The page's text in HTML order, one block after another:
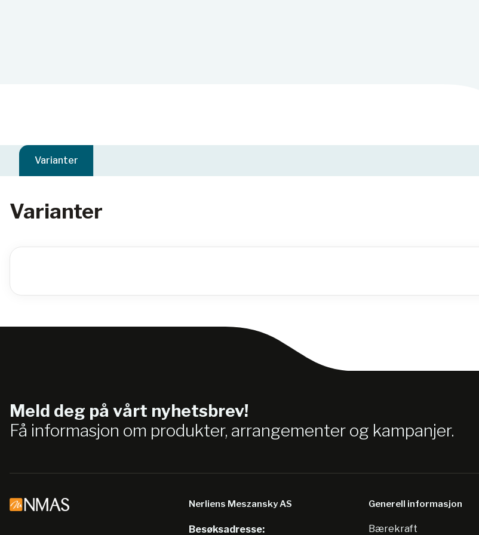
Varianter
Varianter
Meld deg på vårt nyhetsbrev!
Få informasjon om produkter, arrangementer og kampanjer.
Nerliens Meszansky AS
Besøksadresse:
Generell informasjon
Bærekraft